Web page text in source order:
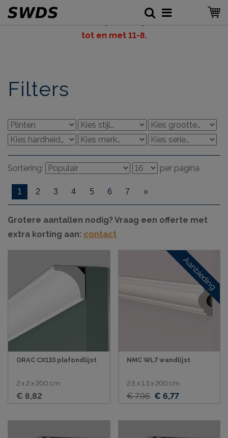
LET OP: v akantiesluiting SWDS, gesloten vanaf 6-8
tot en met 11-8.
Filters
Sortering: per pagina
1 2 3 4 5 6 7 »
Grotere aantallen nodig? Vraag een offerte met
extra korting aan: contact
ORAC CX133 plafondlijst
2 x 2 x 200 cm
€ 8,82
Aanbieding
NMC WL7 wandlijst
2,5 x 1,3 x 200 cm
€ 7,96 € 6,77